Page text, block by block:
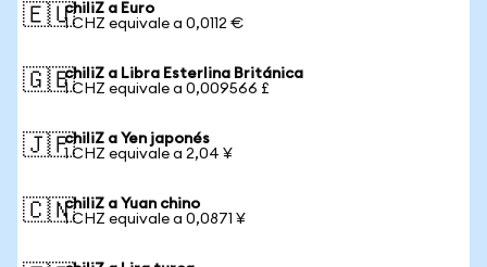
🇪🇺chiliZ a Euro
1 CHZ equivale a 0,0112 €
🇬🇧chiliZ a Libra Esterlina Británica
1 CHZ equivale a 0,009566 £
🇯🇵chiliZ a Yen japonés
1 CHZ equivale a 2,04 ¥
🇨🇳chiliZ a Yuan chino
1 CHZ equivale a 0,0871 ¥